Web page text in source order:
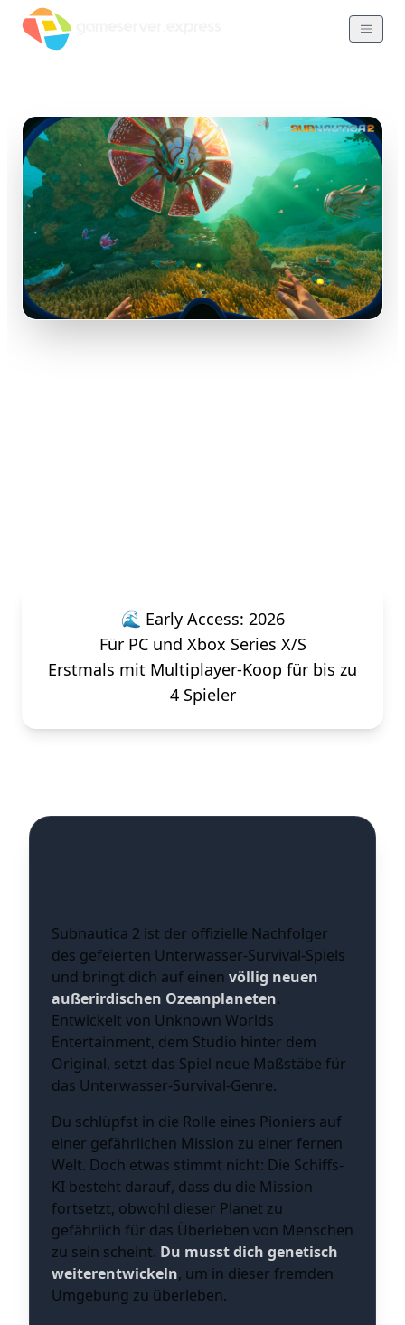
Subnautica 2 - Das
🌊 Early Access: 2026
Für PC und Xbox Series X/S
Erstmals mit Multiplayer-Koop für bis zu
4 Spieler
Subnautica 2 ist der offizielle Nachfolger
des gefeierten Unterwasser-Survival-Spiels
und bringt dich auf einen völlig neuen
außerirdischen Ozeanplaneten.
Entwickelt von Unknown Worlds
Entertainment, dem Studio hinter dem
Original, setzt das Spiel neue Maßstäbe für
das Unterwasser-Survival-Genre.
Du schlüpfst in die Rolle eines Pioniers auf
einer gefährlichen Mission zu einer fernen
Welt. Doch etwas stimmt nicht: Die Schiffs-
KI besteht darauf, dass du die Mission
fortsetzt, obwohl dieser Planet zu
gefährlich für das Überleben von Menschen
zu sein scheint. Du musst dich genetisch
weiterentwickeln, um in dieser fremden
Umgebung zu überleben.